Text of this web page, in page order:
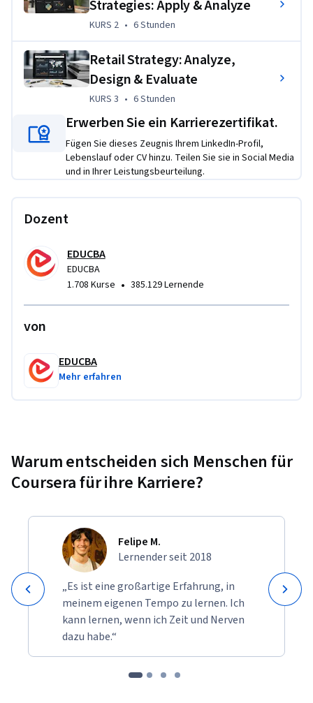
Throughout the Specialization, learners complete hands-on
area analyses, and organizational design blueprints. These
projects simulate authentic retail challenges, enabling
learners to apply frameworks, evaluate real business cases,
Strategies: Apply & Analyze
KURS 2, 6 Stunden
KURS 2 • 6 Stunden
Retail Strategy: Analyze,
Design & Evaluate
KURS 3 6 Stunden
KURS 3 • 6 Stunden
Erwerben Sie ein Karrierezertifikat.
Fügen Sie dieses Zeugnis Ihrem LinkedIn-Profil,
Lebenslauf oder CV hinzu. Teilen Sie sie in Social Media
und in Ihrer Leistungsbeurteilung.
Dozent
EDUCBA
EDUCBA
1.708 Kurse • 385.129 Lernende
von
EDUCBA
Mehr erfahren
Warum entscheiden sich Menschen für
Coursera für ihre Karriere?
Felipe M.
Lernender seit 2018
„Es ist eine großartige Erfahrung, in
meinem eigenen Tempo zu lernen. Ich
kann lernen, wenn ich Zeit und Nerven
dazu habe.“